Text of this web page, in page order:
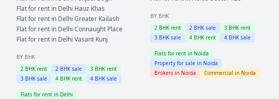
Flat for rent in Delhi Hauz Khas
Flat for rent in Delhi Greater Kailash
Flat for rent in Delhi Connaught Place
Flat for rent in Delhi Vasant Kunj
BY BHK
2 BHK rent 2 BHK sale 3 BHK rent
3 BHK sale 4 BHK rent 4 BHK sale
Flats for rent in Delhi
BY BHK
2BHK rent 2BHK sale 3BHK rent
3BHK sale 4BHK rent 4BHK sale
Flats for rent in Noida
Property for sale in Noida
Brokers in Noida Commercial in Noida